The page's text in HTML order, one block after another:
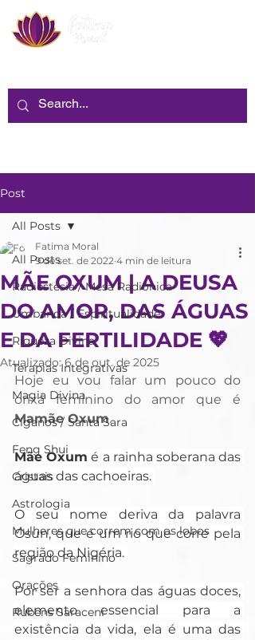
Post
All Posts
Radiestesia / Mesa Radiônica
Umbanda / Espiritualidade
Riqueza Divina
Terapias Integrativas
Magia Divina
Ciganos / Santa Sara
Feng Shui
Cristais
Astrologia
Mulheres que correm com os lobos
Sagrado Feminino
Orações
Rubens Saraceni
All Posts
MÃE OXUM | A DEUSA
DO AMOR, DAS ÁGUAS
E DA FERTILIDADE 💖
Fatima Moral
9 de set. de 2022 4 min de leitura
Atualizado:6 de out. de 2025
Hoje eu vou falar um pouco do
orixá feminino do amor que é
Mamãe Oxum.
Mãe Oxum é a rainha soberana das
águas das cachoeiras.
O seu nome deriva da palavra
Osun, que é um rio que corre pela
região da Nigéria.
Por ser a senhora das águas doces,
elemento essencial para a
existência da vida, ela é uma das